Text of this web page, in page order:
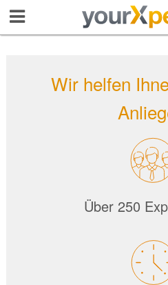
Wir helfen
Über 250